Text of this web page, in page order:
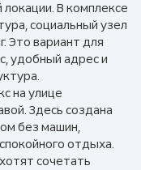
В комплексе
социальный узел
Это вариант для
удобный адрес и
на улице
Здесь создана
без машин,
отдыха.
сочетать